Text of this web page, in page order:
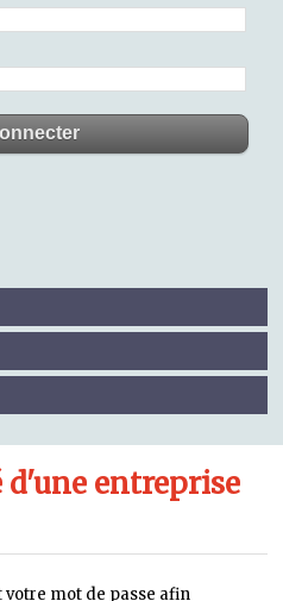
d'une entreprise
mot de passe afin